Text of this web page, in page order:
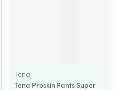
Tena
Tena Proskin Pants Super